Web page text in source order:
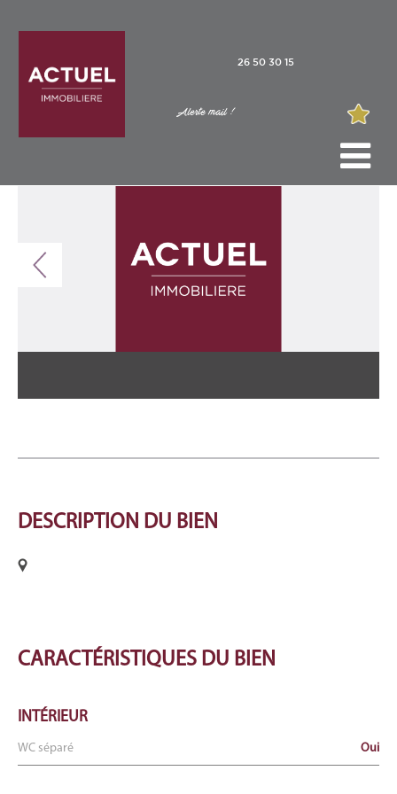
26 50 30 15
Alerte mail !
DESCRIPTION DU BIEN
CARACTÉRISTIQUES DU BIEN
INTÉRIEUR
WC séparé Oui